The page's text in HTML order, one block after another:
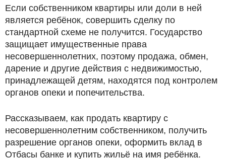
Если собственником квартиры или доли в ней
является ребёнок, совершить сделку по
стандартной схеме не получится. Государство
защищает имущественные права
несовершеннолетних, поэтому продажа, обмен,
дарение и другие действия с недвижимостью,
принадлежащей детям, находятся под контролем
органов опеки и попечительства.
Рассказываем, как продать квартиру с
несовершеннолетним собственником, получить
разрешение органов опеки, оформить вклад в
Отбасы банке и купить жильё на имя ребёнка.